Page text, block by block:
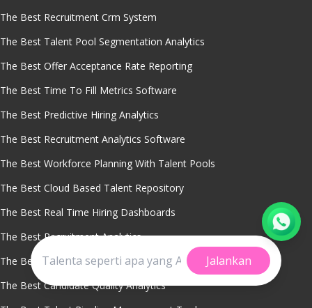
Jalankan
The Best Recruitment Crm System
The Best Talent Pool Segmentation Analytics
The Best Offer Acceptance Rate Reporting
The Best Time To Fill Metrics Software
The Best Predictive Hiring Analytics
The Best Recruitment Analytics Software
The Best Workforce Planning With Talent Pools
The Best Cloud Based Talent Repository
The Best Real Time Hiring Dashboards
The Best Recruitment Analytics
The Best Sourcing Channel Performance Tracking
The Best Candidate Quality Analytics